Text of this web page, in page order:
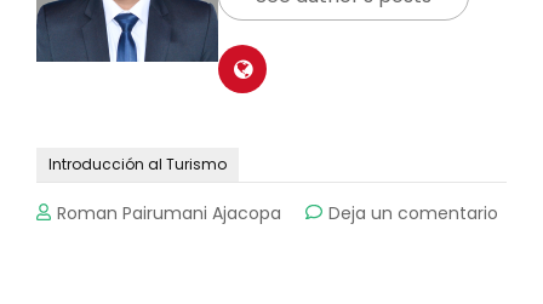
Introducción al Turismo
Roman Pairumani Ajacopa Deja un comentario